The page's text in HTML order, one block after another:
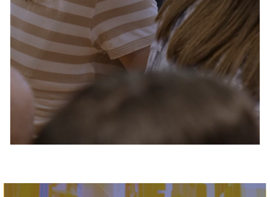
Servizi e accessibilità
Contatti
FAQ
Biglietti
Immagine